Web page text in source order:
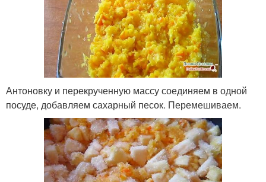
Антоновку и перекрученную массу соединяем в одной
посуде, добавляем сахарный песок. Перемешиваем.